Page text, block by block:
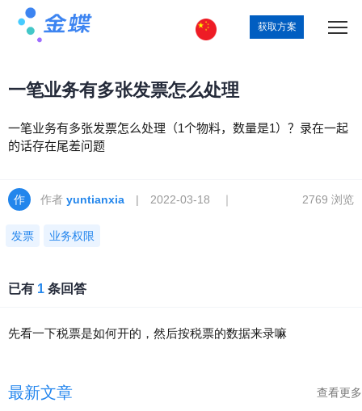
获取方案
一笔业务有多张发票怎么处理
一笔业务有多张发票怎么处理（1个物料，数量是1）？录在一起
的话存在尾差问题
作者 yuntianxia | 2022-03-18 ｜
发票 业务权限
2769 浏览
已有 1 条回答
先看一下税票是如何开的，然后按税票的数据来录嘛
最新文章 查看更多